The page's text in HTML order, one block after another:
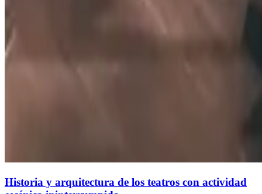
Historia y arquitectura de los teatros con actividad